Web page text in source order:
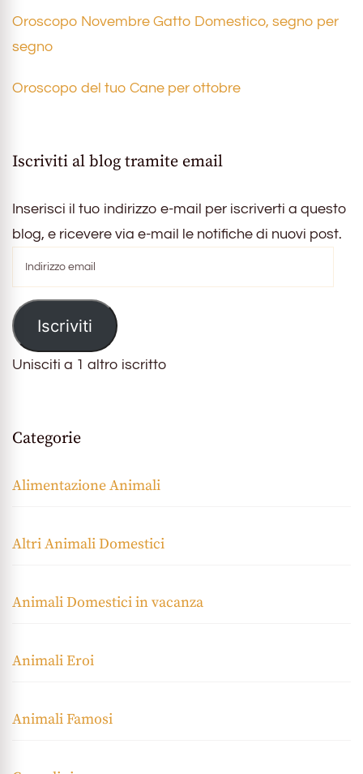
Oroscopo Novembre Gatto Domestico, segno per
segno
Oroscopo del tuo Cane per ottobre
Iscriviti al blog tramite email
Inserisci il tuo indirizzo e-mail per iscriverti a questo
blog, e ricevere via e-mail le notifiche di nuovi post.
email
Iscriviti
Unisciti a 1 altro iscritto
Categorie
Alimentazione Animali
Altri Animali Domestici
Animali Domestici in vacanza
Animali Eroi
Animali Famosi